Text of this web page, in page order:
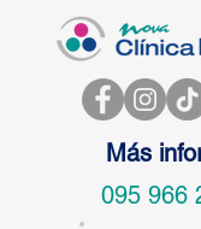
Más
095 966